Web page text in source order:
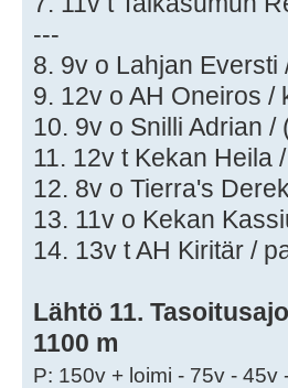
---
8. 9v o Lahjan
9. 12v o AH Oneiros /
10. 9v o Snilli Adrian
11. 12v t Kekan Heila
12. 8v o Tierra's
13. 11v o Kekan
14. 13v t AH Kiritär /
Lähtö 11.
1100 m
P: 150v + loimi - 75v - 45v